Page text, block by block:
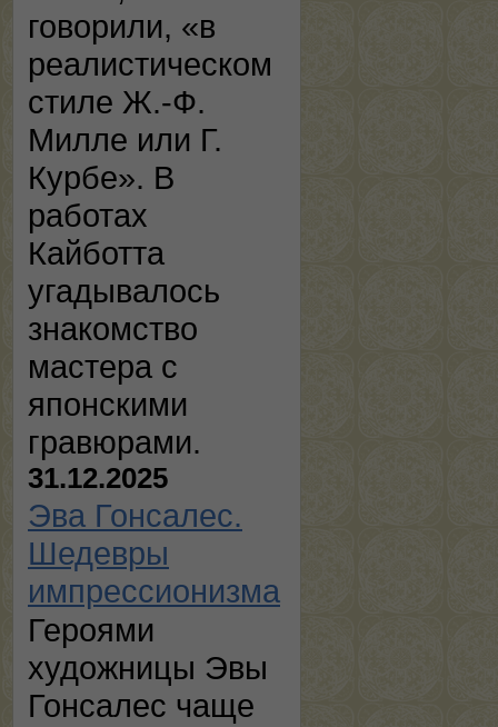
говорили, «в
реалистическом
стиле Ж.-Ф.
Милле или Г.
Курбе». В
работах
Кайботта
угадывалось
знакомство
мастера с
японскими
гравюрами.
31.12.2025
Эва Гонсалес.
Шедевры
импрессионизма
Героями
художницы Эвы
Гонсалес чаще